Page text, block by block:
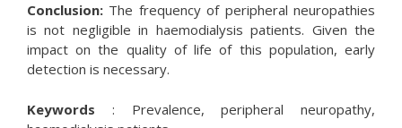
Conclusion: The frequency of peripheral neuropathies
is not negligible in haemodialysis patients. Given the
impact on the quality of life of this population, early
detection is necessary.
Keywords : Prevalence, peripheral neuropathy,